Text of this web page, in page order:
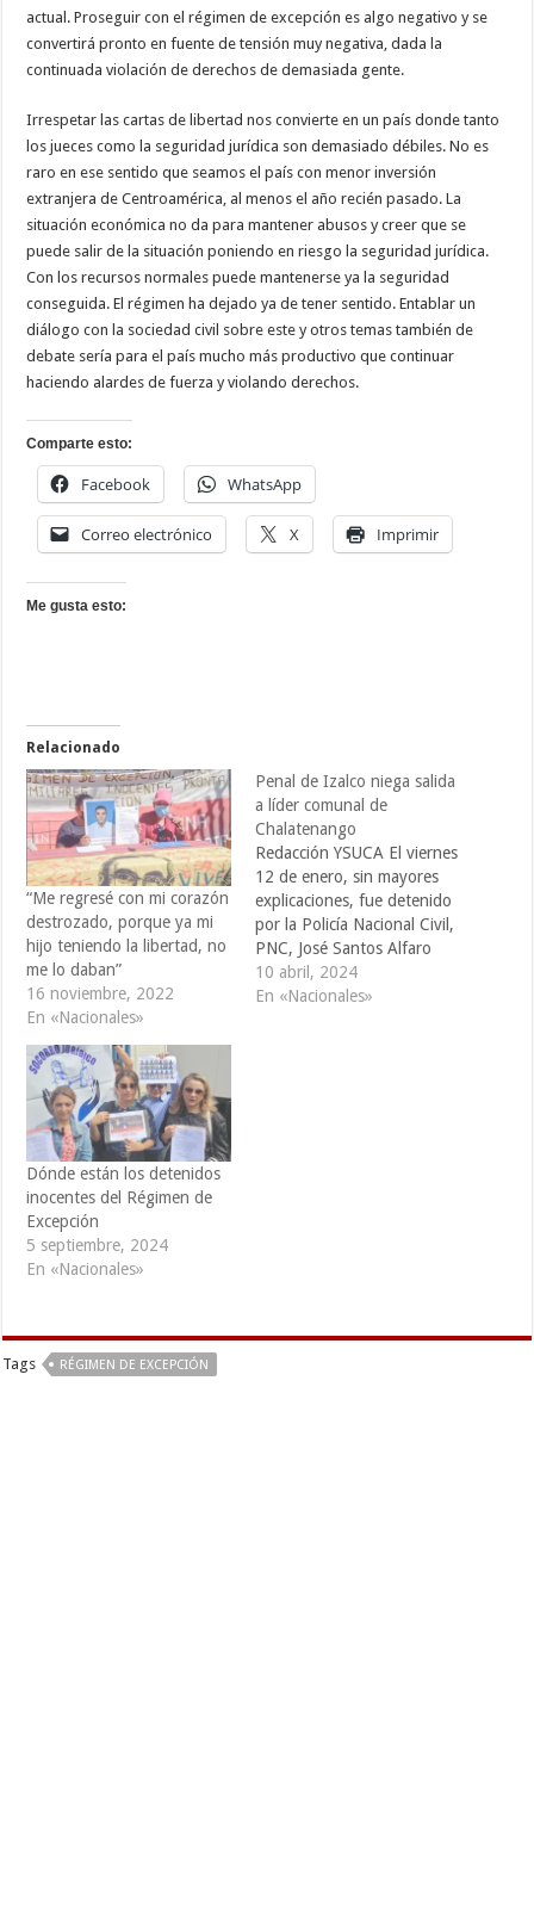
actual. Proseguir con el régimen de excepción es algo negativo y se
convertirá pronto en fuente de tensión muy negativa, dada la
continuada violación de derechos de demasiada gente.
Irrespetar las cartas de libertad nos convierte en un país donde tanto
los jueces como la seguridad jurídica son demasiado débiles. No es
raro en ese sentido que seamos el país con menor inversión
extranjera de Centroamérica, al menos el año recién pasado. La
situación económica no da para mantener abusos y creer que se
puede salir de la situación poniendo en riesgo la seguridad jurídica.
Con los recursos normales puede mantenerse ya la seguridad
conseguida. El régimen ha dejado ya de tener sentido. Entablar un
diálogo con la sociedad civil sobre este y otros temas también de
debate sería para el país mucho más productivo que continuar
haciendo alardes de fuerza y violando derechos.
Comparte esto:
Facebook WhatsApp
Correo electrónico X Imprimir
Me gusta esto:
Relacionado
“Me regresé con mi corazón
destrozado, porque ya mi
hijo teniendo la libertad, no
me lo daban”
16 noviembre, 2022
En «Nacionales»
Penal de Izalco niega salida
a líder comunal de
Chalatenango
Redacción YSUCA El viernes
12 de enero, sin mayores
explicaciones, fue detenido
por la Policía Nacional Civil,
PNC, José Santos Alfaro
Ayala, un reconocido líder
comunal y presidente de la
10 abril, 2024
En «Nacionales»
Dónde están los detenidos
inocentes del Régimen de
Excepción
5 septiembre, 2024
En «Nacionales»
Tags RÉGIMEN DE EXCEPCIÓN